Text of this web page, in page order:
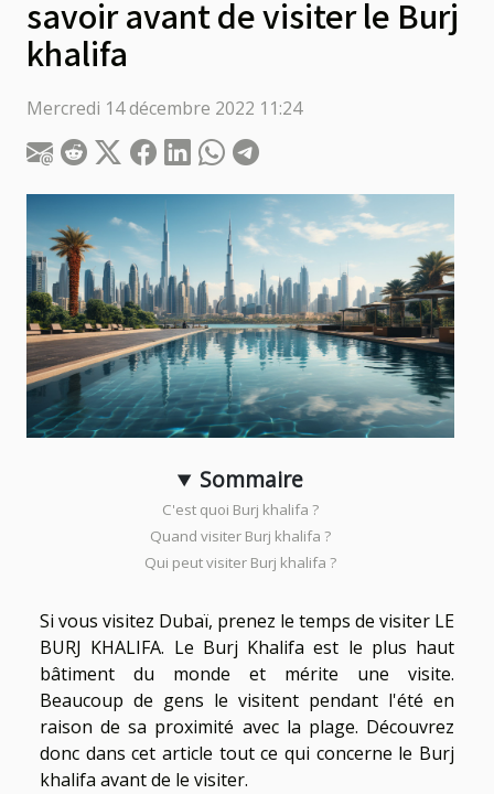
savoir avant de visiter le Burj
khalifa
Mercredi 14 décembre 2022 11:24
Sommaire
C'est quoi Burj khalifa ?
Quand visiter Burj khalifa ?
Qui peut visiter Burj khalifa ?
Si vous visitez Dubaï, prenez le temps de visiter LE
BURJ KHALIFA. Le Burj Khalifa est le plus haut
bâtiment du monde et mérite une visite.
Beaucoup de gens le visitent pendant l'été en
raison de sa proximité avec la plage. Découvrez
donc dans cet article tout ce qui concerne le Burj
khalifa avant de le visiter.